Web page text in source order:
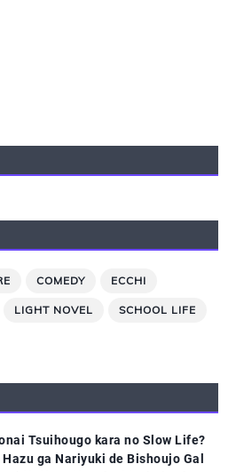
COMEDY ECCHI
LIGHT NOVEL SCHOOL LIFE
Tsuihougo kara no Slow Life?
ga Nariyuki de Bishoujo Gal